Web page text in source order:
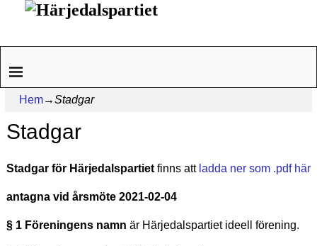
Hem→Stadgar
Stadgar
Stadgar för Härjedalspartietfinns att ladda ner som .pdf här
antagna vid årsmöte 2021-02-04
§ 1 Föreningens namn är Härjedalspartiet ideell förening.